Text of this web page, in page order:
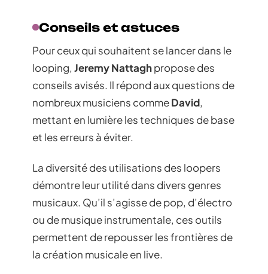
Conseils et astuces
Pour ceux qui souhaitent se lancer dans le
looping, Jeremy Nattaghpropose des
conseils avisés. Il répond aux questions de
nombreux musiciens commeDavid,
mettant en lumière les techniques de base
et les erreurs à éviter.
La diversité des utilisations des loopers
démontre leur utilité dans divers genres
musicaux. Qu’il s’agisse de pop, d’électro
ou de musique instrumentale, ces outils
permettent de repousser les frontières de
la création musicale en live.